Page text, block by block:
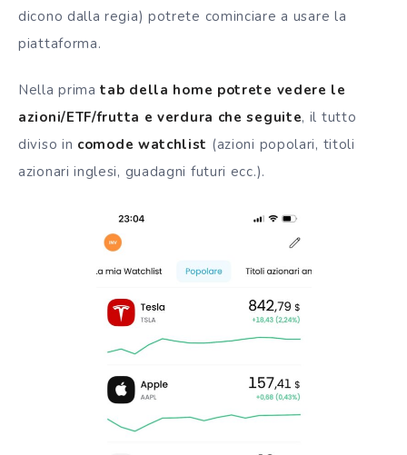
dicono dalla regia) potrete cominciare a usare la
piattaforma.
Nella primatab della home potrete vedere le
azioni/ETF/frutta e verdura che seguite, il tutto
diviso in comode watchlist (azioni popolari, titoli
azionari inglesi, guadagni futuri ecc.).